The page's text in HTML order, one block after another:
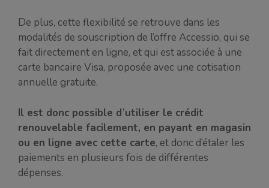
De plus, cette flexibilité se retrouve dans les
modalités de souscription de l’offre Accessio, qui se
fait directement en ligne, et qui est associée à une
carte bancaire Visa, proposée avec une cotisation
annuelle gratuite.
Il est donc possible d’utiliser le crédit
renouvelable facilement, en payant en magasin
ou en ligne avec cette carte, et donc d’étaler les
paiements en plusieurs fois de différentes
dépenses.